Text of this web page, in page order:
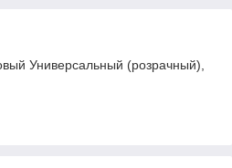
Универсальный (розрачный),